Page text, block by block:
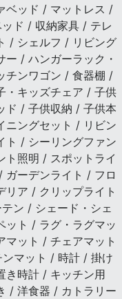
ベッド / マットレス /
ド / 収納家具 / テレ
/ シェルフ / リビング
/ ハンガーラック・
チンワゴン / 食器棚 /
・キッズチェア / 子供
ド / 子供収納 / 子供本
ニングセット / リビン
ト / シーリングファン
ト照明 / スポットライ
ガーデンライト / フロ
リア / クリップライト
ン / シェード・シェ
ット / ラグ・ラグマッ
マット / チェアマット
マット / 時計 / 掛け
き時計 / キッチン用
/ 洋食器 / カトラリー